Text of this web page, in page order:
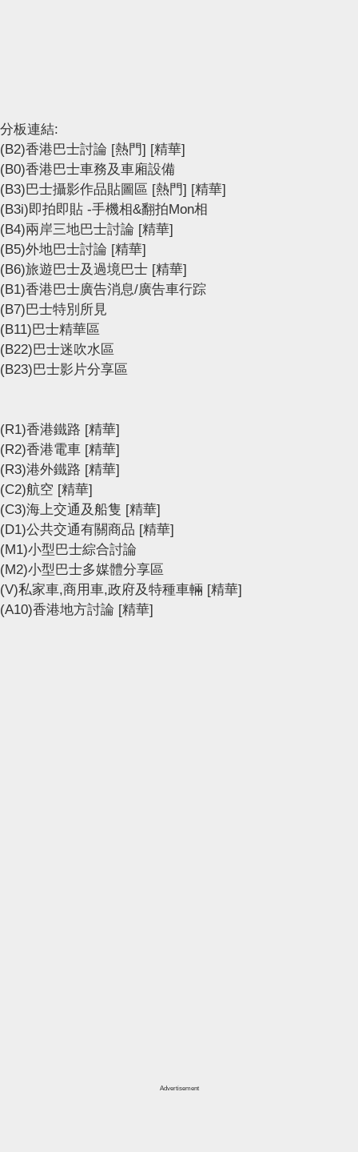
分板連結:
(B2)香港巴士討論 [熱門] [精華]
(B0)香港巴士車務及車廂設備
(B3)巴士攝影作品貼圖區 [熱門] [精華]
(B3i)即拍即貼 -手機相&翻拍Mon相
(B4)兩岸三地巴士討論 [精華]
(B5)外地巴士討論 [精華]
(B6)旅遊巴士及過境巴士 [精華]
(B1)香港巴士廣告消息/廣告車行踪
(B7)巴士特別所見
(B11)巴士精華區
(B22)巴士迷吹水區
(B23)巴士影片分享區
(R1)香港鐵路 [精華]
(R2)香港電車 [精華]
(R3)港外鐵路 [精華]
(C2)航空 [精華]
(C3)海上交通及船隻 [精華]
(D1)公共交通有關商品 [精華]
(M1)小型巴士綜合討論
(M2)小型巴士多媒體分享區
(V)私家車,商用車,政府及特種車輛 [精華]
(A10)香港地方討論 [精華]
Advertisement